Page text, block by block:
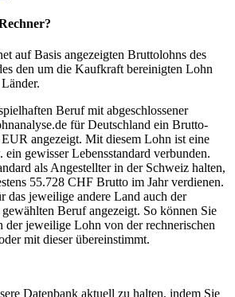
auf Basis angezeigten Bruttolohns des
den um die Kaufkraft bereinigten Lohn
Beruf mit abgeschlossener
für Deutschland ein Brutto-
angezeigt. Mit diesem Lohn ist eine
gewisser Lebensstandard verbunden.
als Angestellter in der Schweiz halten,
55.728 CHF Brutto im Jahr verdienen.
das jeweilige andere Land auch der
Beruf angezeigt. So können Sie
jeweilige Lohn von der rechnerischen
mit dieser übereinstimmt.
Datenbank aktuell zu halten, indem Sie